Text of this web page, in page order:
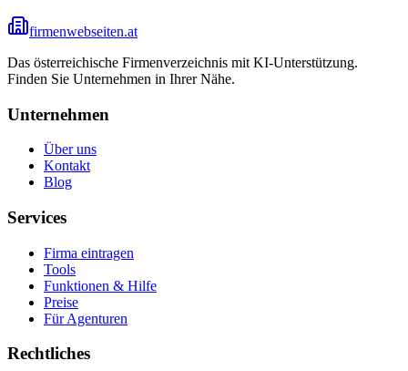
firmenwebseiten.at
Das österreichische Firmenverzeichnis mit KI-Unterstützung.
Finden Sie Unternehmen in Ihrer Nähe.
Unternehmen
Über uns
Kontakt
Blog
Services
Firma eintragen
Tools
Funktionen & Hilfe
Preise
Für Agenturen
Rechtliches